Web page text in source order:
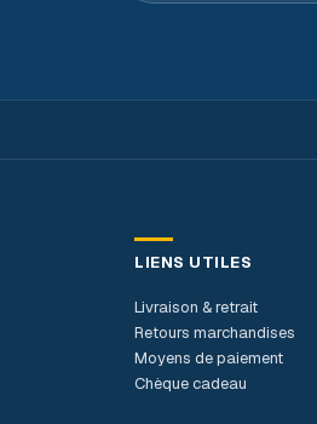
LIENS UTILES
Livraison & retrait
Retours marchandises
Moyens de paiement
Chèque cadeau